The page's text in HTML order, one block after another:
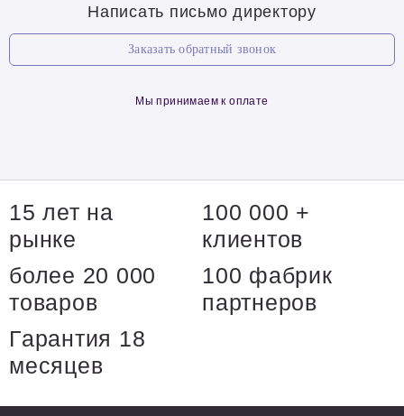
Написать письмо директору
Заказать обратный звонок
Мы принимаем к оплате
15 лет на
рынке
100 000 +
клиентов
более 20 000
товаров
100 фабрик
партнеров
Гарантия 18
месяцев